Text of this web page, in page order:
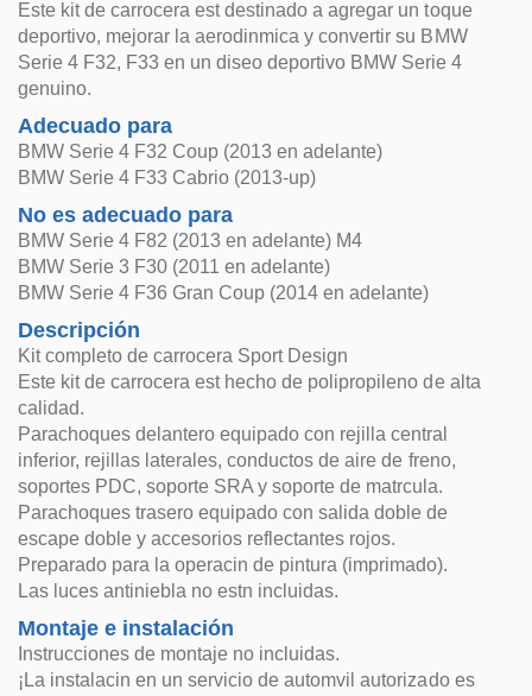
Este kit de carrocera est destinado a agregar un toque
deportivo, mejorar la aerodinmica y convertir su BMW
Serie 4 F32, F33 en un diseo deportivo BMW Serie 4
genuino.
Adecuado para
BMW Serie 4 F32 Coup (2013 en adelante)
BMW Serie 4 F33 Cabrio (2013-up)
No es adecuado para
BMW Serie 4 F82 (2013 en adelante) M4
BMW Serie 3 F30 (2011 en adelante)
BMW Serie 4 F36 Gran Coup (2014 en adelante)
Descripción
Kit completo de carrocera Sport Design
Este kit de carrocera est hecho de polipropileno de alta
calidad.
Parachoques delantero equipado con rejilla central
inferior, rejillas laterales, conductos de aire de freno,
soportes PDC, soporte SRA y soporte de matrcula.
Parachoques trasero equipado con salida doble de
escape doble y accesorios reflectantes rojos.
Preparado para la operacin de pintura (imprimado).
Las luces antiniebla no estn incluidas.
Montaje e instalación
Instrucciones de montaje no incluidas.
¡La instalacin en un servicio de automvil autorizado es